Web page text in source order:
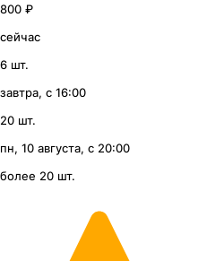
800 ₽
сейчас
6 шт.
завтра, с 16:00
20 шт.
пн, 10 августа, с 20:00
более 20 шт.